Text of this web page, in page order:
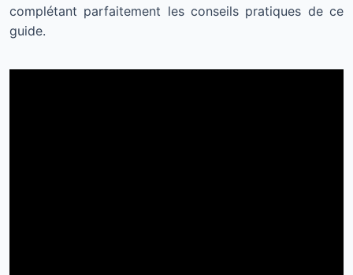
complétant parfaitement les conseils pratiques de ce
guide.